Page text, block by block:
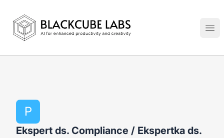
Jobs in Generative AI, Automation & Virtual Technologies
P
Ekspert ds. Compliance / Ekspertka ds.